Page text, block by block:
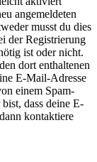
angemeldeten
musst du dies
der Registrierung
ist oder nicht.
dort enthaltenen
E-Mail-Adresse
einem Spam-
dass deine E-
kontaktiere